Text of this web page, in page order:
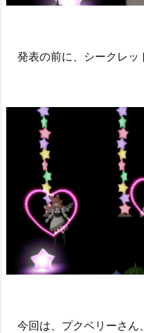
発表の前に、シークレッ
今回は、プクベリーさん